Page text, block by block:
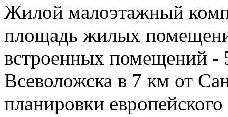
Жилой малоэтажный
площадь жилых
встроенных помещений -
Всеволожска в 7 км от
планировки